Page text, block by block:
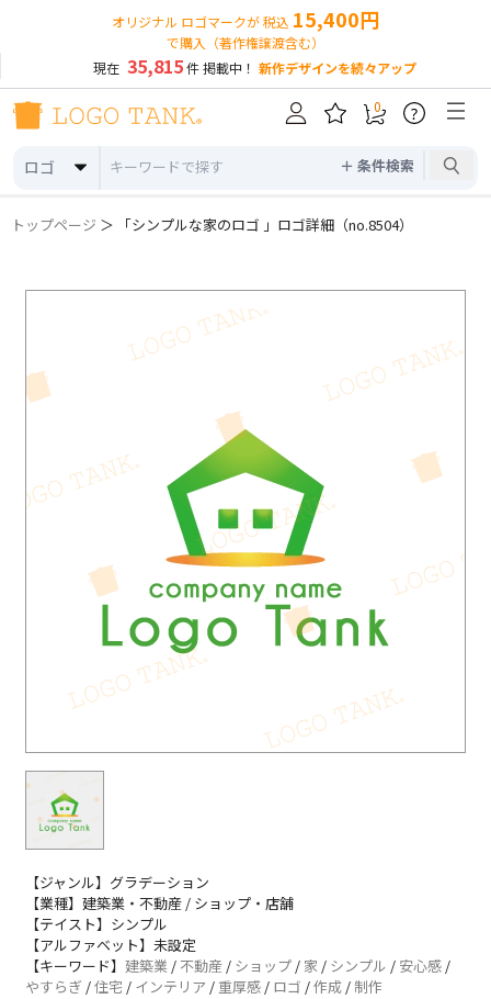
オリジナル ロゴマークが 税込 15,400円
で購入（著作権譲渡含む）
現在 35,815件 掲載中！ 新作デザインを続々アップ
ロゴ ＋ 条件検索
0 ?
トップページ ＞ 「シンプルな家のロゴ 」ロゴ詳細（no.8504）
【ジャンル】グラデーション
【業種】建築業・不動産 / ショップ・店舗
【テイスト】シンプル
【アルファベット】未設定
【キーワード】 建築業 / 不動産 / ショップ / 家 / シンプル / 安心感 /
やすらぎ /住宅 / インテリア / 重厚感 / ロゴ /作成 / 制作